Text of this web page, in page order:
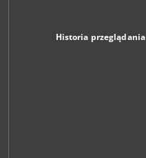
Historia przeglądania